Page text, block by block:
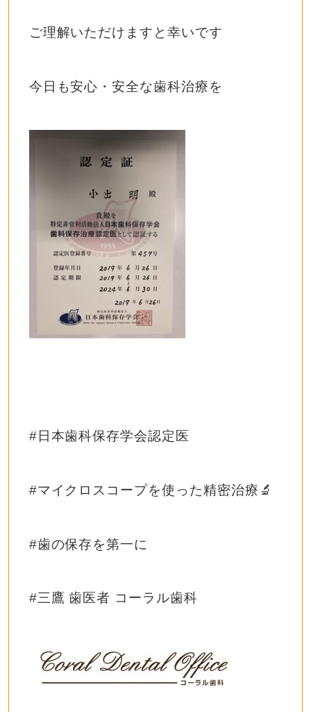
ご理解いただけますと幸いです
今日も安心・安全な歯科治療を
#日本歯科保存学会認定医
#マイクロスコープを使った精密治療🔬
#歯の保存を第一に
#三鷹 歯医者 コーラル歯科